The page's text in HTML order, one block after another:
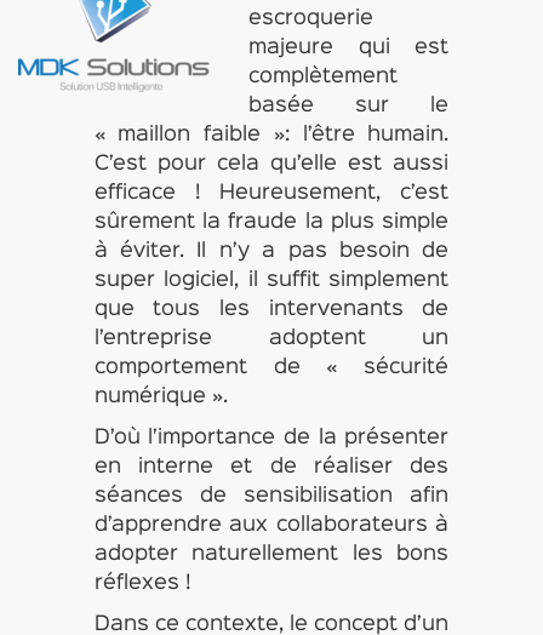
escroquerie
majeure qui est
complètement
basée sur le
« maillon faible »: l’être humain.
C’est pour cela qu’elle est aussi
efficace ! Heureusement, c’est
sûrement la fraude la plus simple
à éviter. Il n’y a pas besoin de
super logiciel, il suffit simplement
que tous les intervenants de
l’entreprise adoptent un
comportement de « sécurité
numérique ».
D’où l’importance de la présenter
en interne et de réaliser des
séances de sensibilisation afin
d’apprendre aux collaborateurs à
adopter naturellement les bons
réflexes !
Dans ce contexte, le concept d’un